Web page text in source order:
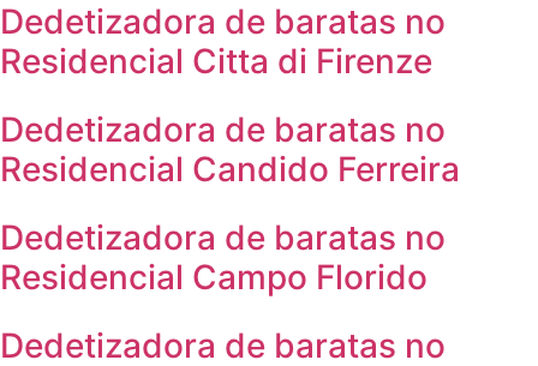
Dedetizadora de baratas no
Residencial Citta di Firenze
Dedetizadora de baratas no
Residencial Candido Ferreira
Dedetizadora de baratas no
Residencial Campo Florido
Dedetizadora de baratas no